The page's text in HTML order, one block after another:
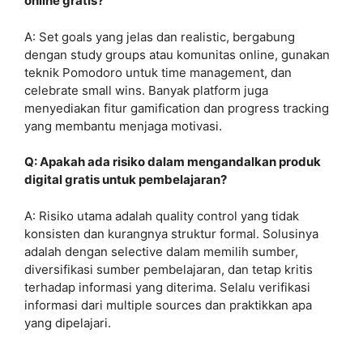
A: Set goals yang jelas dan realistic, bergabung
dengan study groups atau komunitas online, gunakan
teknik Pomodoro untuk time management, dan
celebrate small wins. Banyak platform juga
menyediakan fitur gamification dan progress tracking
yang membantu menjaga motivasi.
Q: Apakah ada risiko dalam mengandalkan produk
digital gratis untuk pembelajaran?
A: Risiko utama adalah quality control yang tidak
konsisten dan kurangnya struktur formal. Solusinya
adalah dengan selective dalam memilih sumber,
diversifikasi sumber pembelajaran, dan tetap kritis
terhadap informasi yang diterima. Selalu verifikasi
informasi dari multiple sources dan praktikkan apa
yang dipelajari.